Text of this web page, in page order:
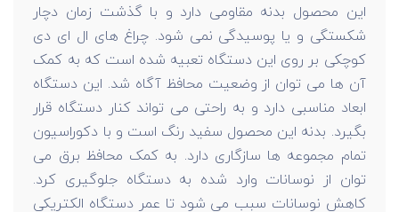
این محصول بدنه مقاومی دارد و با گذشت زمان دچار
شکستگی و یا پوسیدگی نمی شود. چراغ های ال ای دی
کوچکی بر روی این دستگاه تعبیه شده است که به کمک
آن ها می توان از وضعیت محافظ آگاه شد. این دستگاه
ابعاد مناسبی دارد و به راحتی می تواند کنار دستگاه قرار
بگیرد. بدنه این محصول سفید رنگ است و با دکوراسیون
تمام مجموعه ها سازگاری دارد. به کمک محافظ برق می
توان از نوسانات وارد شده به دستگاه جلوگیری کرد.
کاهش نوسانات سبب می شود تا عمر دستگاه الکتریکی